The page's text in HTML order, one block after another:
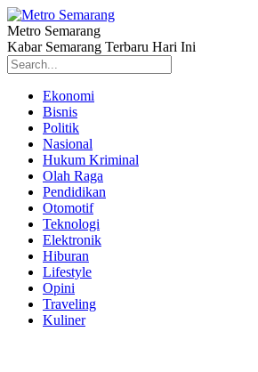
Metro Semarang
Kabar Semarang Terbaru Hari Ini
Ekonomi
Bisnis
Politik
Nasional
Hukum Kriminal
Olah Raga
Pendidikan
Otomotif
Teknologi
Elektronik
Hiburan
Lifestyle
Opini
Traveling
Kuliner